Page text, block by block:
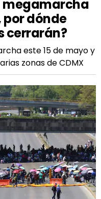
megamarcha
por dónde
cerrarán?
este 15 de mayo y
zonas de CDMX